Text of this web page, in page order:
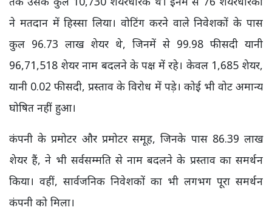
ने मतदान में हिस्सा लिया। वोटिंग करने वाले निवेशकों के पास
कुल 96.73 लाख शेयर थे, जिनमें से 99.98 फीसदी यानी
96,71,518 शेयर नाम बदलने के पक्ष में रहे। केवल 1,685 शेयर,
यानी 0.02 फीसदी, प्रस्ताव के विरोध में पड़े। कोई भी वोट अमान्य
घोषित नहीं हुआ।
कंपनी के प्रमोटर और प्रमोटर समूह, जिनके पास 86.39 लाख
शेयर हैं, ने भी सर्वसम्मति से नाम बदलने के प्रस्ताव का समर्थन
किया। वहीं, सार्वजनिक निवेशकों का भी लगभग पूरा समर्थन
कंपनी को मिला।